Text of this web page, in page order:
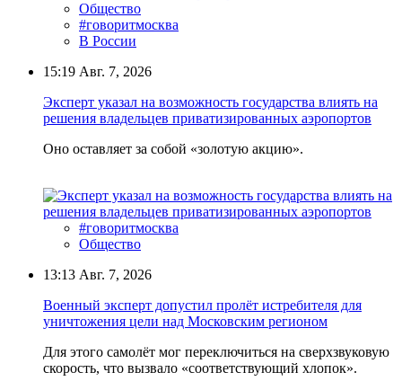
Общество
#говоритмосква
В России
15:19 Авг. 7, 2026
Эксперт указал на возможность государства влиять на
решения владельцев приватизированных аэропортов
Оно оставляет за собой «золотую акцию».
#говоритмосква
Общество
13:13 Авг. 7, 2026
Военный эксперт допустил пролёт истребителя для
уничтожения цели над Московским регионом
Для этого самолёт мог переключиться на сверхзвуковую
скорость, что вызвало «соответствующий хлопок».